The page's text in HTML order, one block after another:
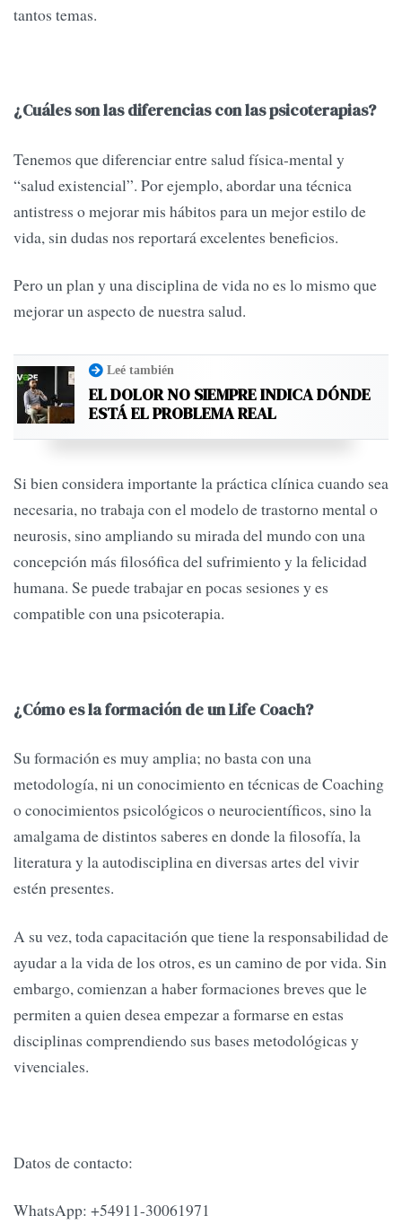
tantos temas.
¿Cuáles son las diferencias con las psicoterapias?
Tenemos que diferenciar entre salud física-mental y
“salud existencial”. Por ejemplo, abordar una técnica
antistress o mejorar mis hábitos para un mejor estilo de
vida, sin dudas nos reportará excelentes beneficios.
Pero un plan y una disciplina de vida no es lo mismo que
mejorar un aspecto de nuestra salud.
Leé también
EL DOLOR NO SIEMPRE INDICA DÓNDE
ESTÁ EL PROBLEMA REAL
Si bien considera importante la práctica clínica cuando sea
necesaria, no trabaja con el modelo de trastorno mental o
neurosis, sino ampliando su mirada del mundo con una
concepción más filosófica del sufrimiento y la felicidad
humana. Se puede trabajar en pocas sesiones y es
compatible con una psicoterapia.
¿Cómo es la formación de un Life Coach?
Su formación es muy amplia; no basta con una
metodología, ni un conocimiento en técnicas de Coaching
o conocimientos psicológicos o neurocientíficos, sino la
amalgama de distintos saberes en donde la filosofía, la
literatura y la autodisciplina en diversas artes del vivir
estén presentes.
A su vez, toda capacitación que tiene la responsabilidad de
ayudar a la vida de los otros, es un camino de por vida. Sin
embargo, comienzan a haber formaciones breves que le
permiten a quien desea empezar a formarse en estas
disciplinas comprendiendo sus bases metodológicas y
vivenciales.
Datos de contacto:
WhatsApp: +54911-30061971